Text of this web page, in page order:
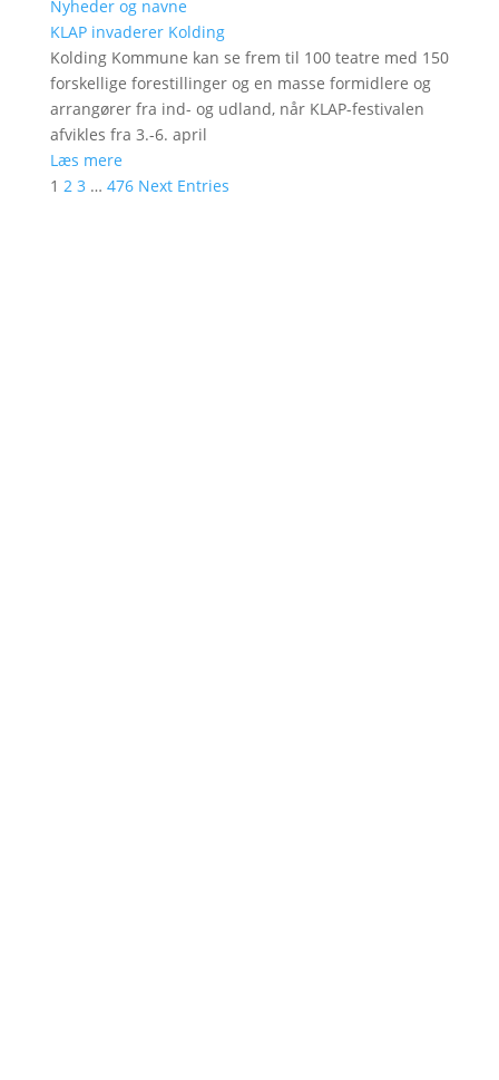
Nyheder og navne
KLAP invaderer Kolding
Kolding Kommune kan se frem til 100 teatre med 150
forskellige forestillinger og en masse formidlere og
arrangører fra ind- og udland, når KLAP-festivalen
afvikles fra 3.-6. april
Læs mere
1 2 3 … 476 Next Entries